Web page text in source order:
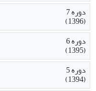
دوره 7
(1396)
دوره 6
(1395)
دوره 5
(1394)